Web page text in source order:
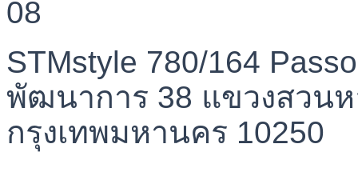
STMstyle 780/164
พัฒนาการ 38 แขวงสวน
กรุงเทพมหานคร 10250